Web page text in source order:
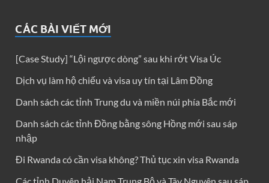
CÁC BÀI VIẾT MỚI
[Case Study] “Lội ngược dòng” sau khi rớt Visa Úc
Dịch vụ làm hộ chiếu và visa uy tín tại Lâm Đồng
Danh sách các tỉnh Trung du và miền núi phía Bắc mới
Danh sách các tỉnh Đồng bằng sông Hồng mới sau sáp
nhập
Đi Rwanda có cần visa không? Thủ tục xin visa Rwanda